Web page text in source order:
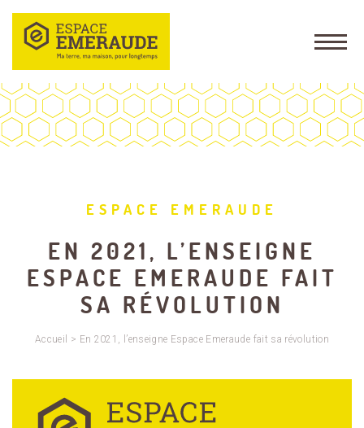
ESPACE EMERAUDE
EN 2021, L’ENSEIGNE
ESPACE EMERAUDE FAIT
SA RÉVOLUTION
Accueil > En 2021, l’enseigne Espace Emeraude fait sa révolution